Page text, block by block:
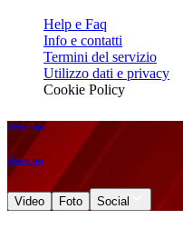
Help e Faq
Info e contatti
Termini del servizio
Utilizzo dati e privacy
Cookie Policy
drive up
drive up
Video Foto Social